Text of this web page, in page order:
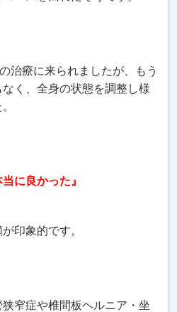
治療に来られましたが、もう
く、全身の状態を調整し様
に良かった』
印象的です。
窄症や椎間板ヘルニア・坐